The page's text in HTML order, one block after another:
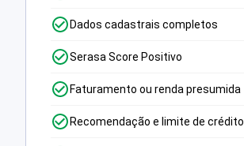
Dados cadastrais completos
Serasa Score Positivo
Faturamento ou renda presumida
Recomendação e limite de crédito